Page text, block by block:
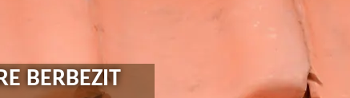
BERBEZIT